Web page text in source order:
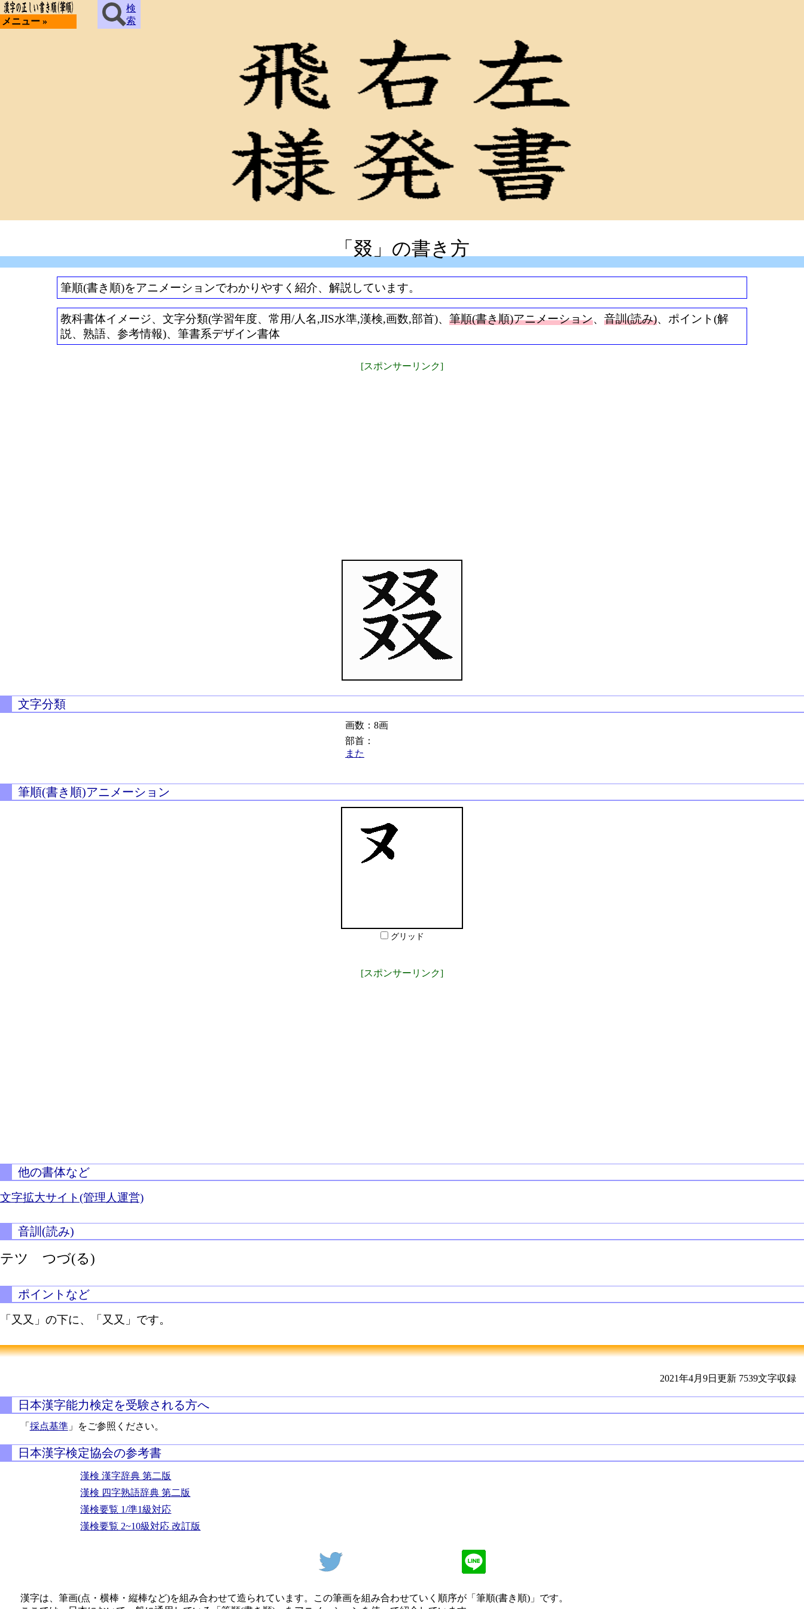
メニュー »
検
索
「叕」の書き方
筆順(書き順)をアニメーションでわかりやすく紹介、解説しています。
教科書体イメージ、文字分類(学習年度、常用/人名,JIS水準,漢検,画数,部首)、 筆順(書き順)アニメーション、 音訓(読み)、ポイント(解
説、熟語、参考情報)、筆書系デザイン書体
[スポンサーリンク]
文字分類
画数：8画
部首：
また
筆順(書き順)アニメーション
グリッド
[スポンサーリンク]
他の書体など
文字拡大サイト(管理人運営)
音訓(読み)
テツ つづ(る)
ポイントなど
「又又」の下に、「又又」です。
2021年4月9日更新 7539文字収録
日本漢字能力検定を受験される方へ
「 採点基準」をご参照ください。
日本漢字検定協会の参考書
漢検 漢字辞典 第二版
漢検 四字熟語辞典 第二版
漢検要覧 1/準1級対応
漢検要覧 2~10級対応 改訂版
漢字は、筆画(点・横棒・縦棒など)を組み合わせて造られています。この筆画を組み合わせていく順序が「筆順(書き順)」です。